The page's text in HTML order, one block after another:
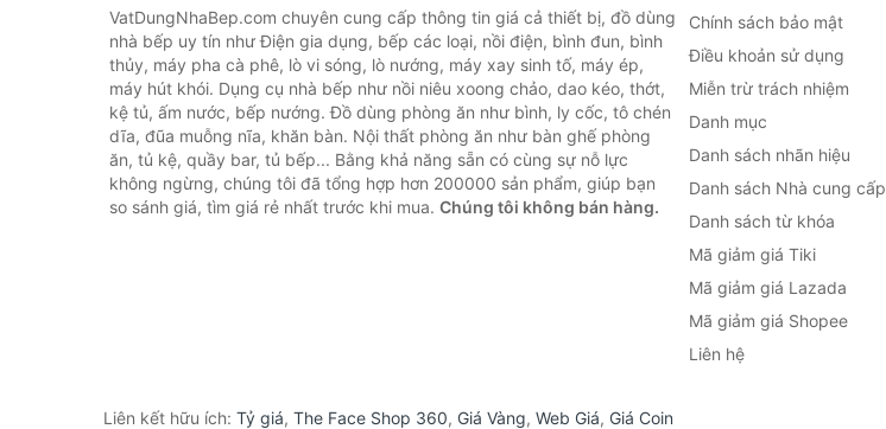
VatDungNhaBep.com chuyên cung cấp thông tin giá cả thiết bị, đồ dùng
nhà bếp uy tín như Điện gia dụng, bếp các loại, nồi điện, bình đun, bình
thủy, máy pha cà phê, lò vi sóng, lò nướng, máy xay sinh tố, máy ép,
máy hút khói. Dụng cụ nhà bếp như nồi niêu xoong chảo, dao kéo, thớt,
kệ tủ, ấm nước, bếp nướng. Đồ dùng phòng ăn như bình, ly cốc, tô chén
dĩa, đũa muỗng nĩa, khăn bàn. Nội thất phòng ăn như bàn ghế phòng
ăn, tủ kệ, quầy bar, tủ bếp... Bằng khả năng sẵn có cùng sự nỗ lực
không ngừng, chúng tôi đã tổng hợp hơn 200000 sản phẩm, giúp bạn
so sánh giá, tìm giá rẻ nhất trước khi mua. Chúng tôi không bán hàng.
Chính sách bảo mật
Điều khoản sử dụng
Miễn trừ trách nhiệm
Danh mục
Danh sách nhãn hiệu
Danh sách Nhà cung cấp
Danh sách từ khóa
Mã giảm giá Tiki
Mã giảm giá Lazada
Mã giảm giá Shopee
Liên hệ
Liên kết hữu ích: Tỷ giá, The Face Shop 360, Giá Vàng, Web Giá, Giá Coin